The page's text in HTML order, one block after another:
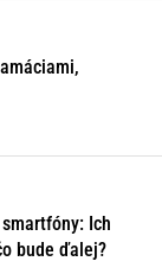
Ich
bude ďalej?